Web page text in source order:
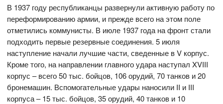
В 1937 году республиканцы развернули активную работу по
переформированию армии, и прежде всего на этом поле
отметились коммунисты. В июле 1937 года на фронт стали
подходить первые резервные соединения. 5 июля
наступление начали лучшие части, сведенные в V корпус.
Кроме того, на направлении главного удара наступал XVIII
корпус – всего 50 тыс. бойцов, 106 орудий, 70 танков и 20
бронемашин. Вспомогательные удары наносили II и III
корпуса – 15 тыс. бойцов, 35 орудий, 40 танков и 10